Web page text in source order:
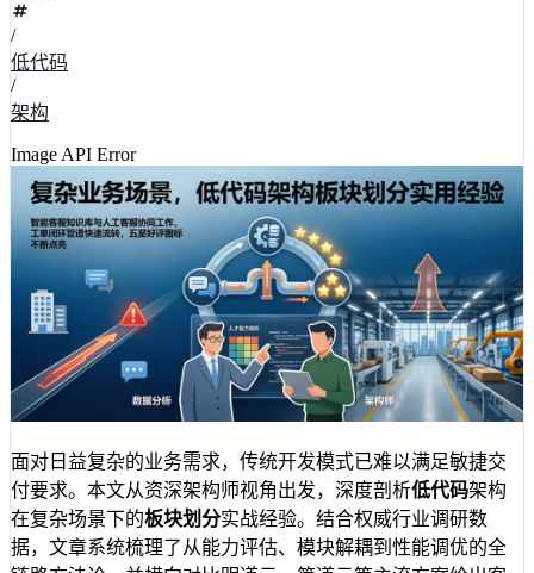
/
低代码
/
架构
Image API Error
面对日益复杂的业务需求，传统开发模式已难以满足敏捷交
付要求。本文从资深架构师视角出发，深度剖析低代码架构
在复杂场景下的板块划分实战经验。结合权威行业调研数
据，文章系统梳理了从能力评估、模块解耦到性能调优的全